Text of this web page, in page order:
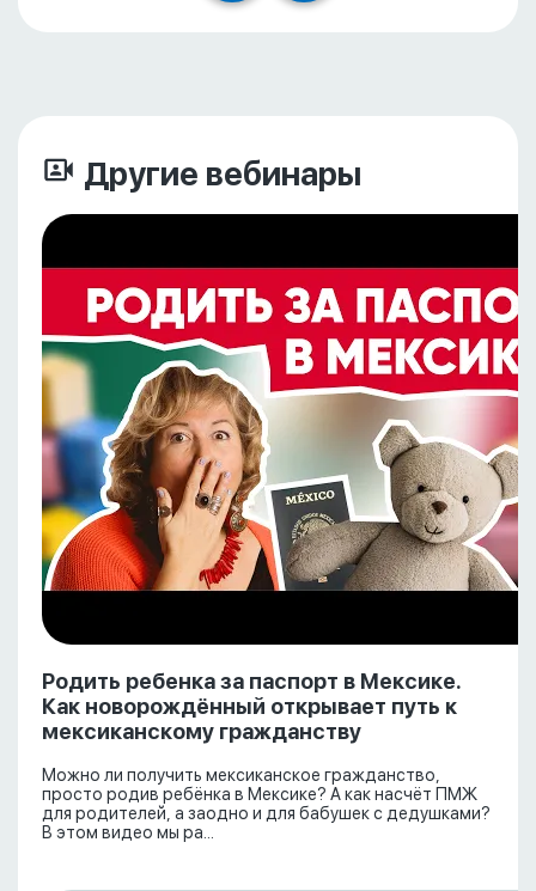
Другие вебинары
Родить ребенка за паспорт в Мексике.
Как новорождённый открывает путь к
мексиканскому гражданству
Можно ли получить мексиканское гражданство,
просто родив ребёнка в Мексике? А как насчёт ПМЖ
для родителей, а заодно и для бабушек с дедушками?
В этом видео мы ра...